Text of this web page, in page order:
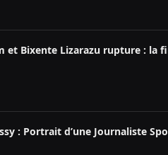
et Bixente Lizarazu rupture : la
: Portrait d’une Journaliste